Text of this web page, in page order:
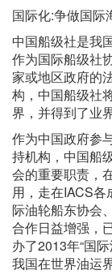
国际化:争做国际
中国船级社是我
作为国际船级社
家或地区政府的
构，中国船级社
界，并得到了业
作为中国政府参
持机构，中国船
会的重要职责，
用，走在IACS
际油轮船东协会
合作日益增强，
办了2013年“国
我国在世界油运